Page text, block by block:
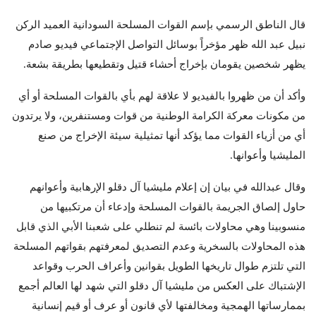
قال الناطق الرسمي بإسم القوات المسلحة السودانية العميد الركن
نبيل عبد الله ظهر مؤخراً بوسائل التواصل الإجتماعي فيديو صادم
يظهر شخصين يقومان بإخراج أحشاء قتيل وتقطيعها بطريقة بشعة.
وأكد أن من ظهروا بالفيديو لا علاقة لهم بأي بالقوات المسلحة أو أي
من مكونات معركة الكرامة الوطنية من قوات ومستنفرين، ولا يرتدون
أي من أزياء القوات مما يؤكد أنها تمثيلية سيئة الإخراج من صنع
المليشيا وأعوانها.
وقال عبدالله في بيان إن إعلام مليشيا آل دقلو الإرهابية وأعوانهم
حاول إلصاق الجريمة بالقوات المسلحة وإدعاء أن مرتكبيها من
منسوبينا وهي محاولات بائسة لم تنطلي على شعبنا الأبي الذي قابل
هذه المحاولات بالسخرية وعدم التصديق لمعرفتهم بقواتهم المسلحة
التي تلتزم طوال تاريخها الطويل بقوانين وأعراف الحرب وقواعد
الإشتباك على العكس من مليشيا آل دقلو التي شهد لها العالم أجمع
بممارساتها الهمجية ومخالفتها لأي قانون أو عرف أو قيم إنسانية